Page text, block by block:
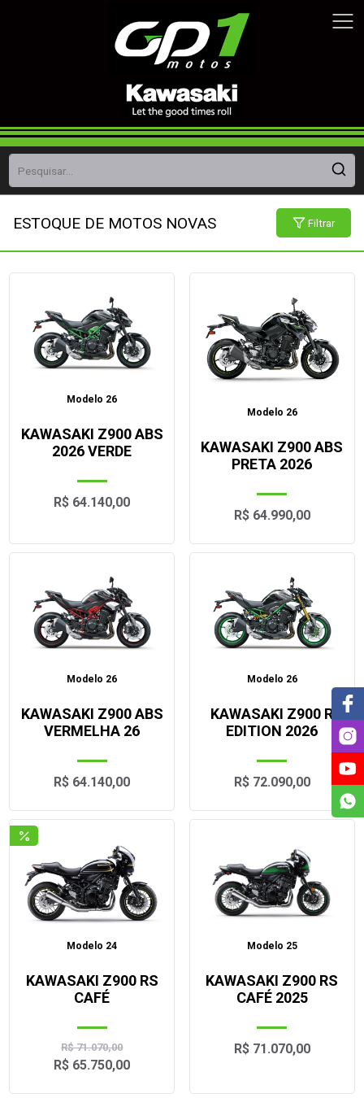
ESTOQUE DE MOTOS NOVAS Filtrar
Modelo 26
KAWASAKI Z900 ABS
2026 VERDE
R$ 64.140,00
Modelo 26
KAWASAKI Z900 ABS
PRETA 2026
R$ 64.990,00
Modelo 26
KAWASAKI Z900 ABS
VERMELHA 26
R$ 64.140,00
Modelo 26
KAWASAKI Z900 R
EDITION 2026
R$ 72.090,00
Modelo 24
KAWASAKI Z900 RS
CAFÉ
R$ 71.070,00
R$ 65.750,00
Modelo 25
KAWASAKI Z900 RS
CAFÉ 2025
R$ 71.070,00